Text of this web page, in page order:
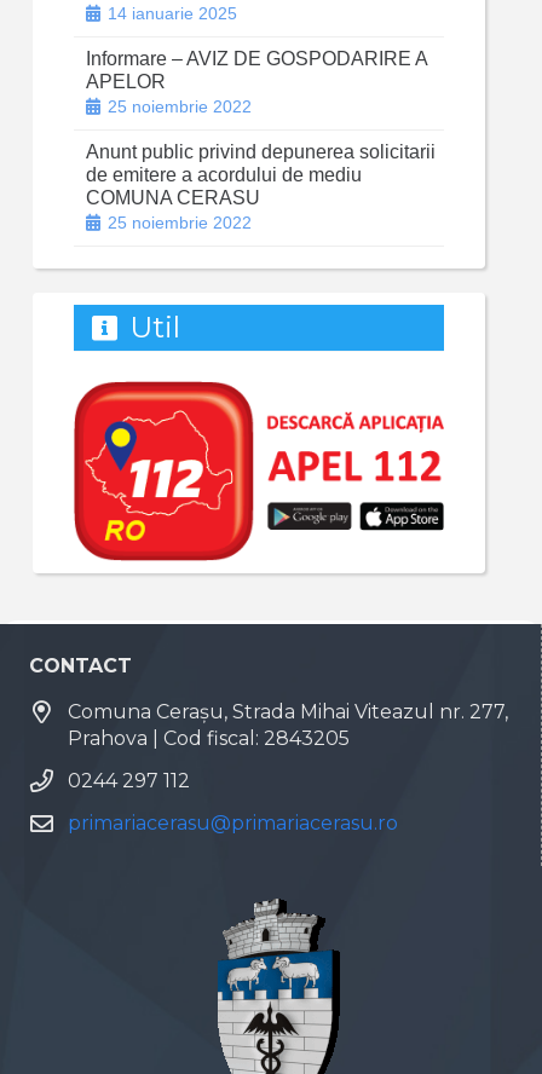
14 ianuarie 2025
Informare – AVIZ DE GOSPODARIRE A
APELOR
25 noiembrie 2022
Anunt public privind depunerea solicitarii
de emitere a acordului de mediu
COMUNA CERASU
25 noiembrie 2022
Util
CONTACT
Comuna Cerașu, Strada Mihai Viteazul nr. 277,
Prahova | Cod fiscal: 2843205
0244 297 112
primariacerasu@primariacerasu.ro